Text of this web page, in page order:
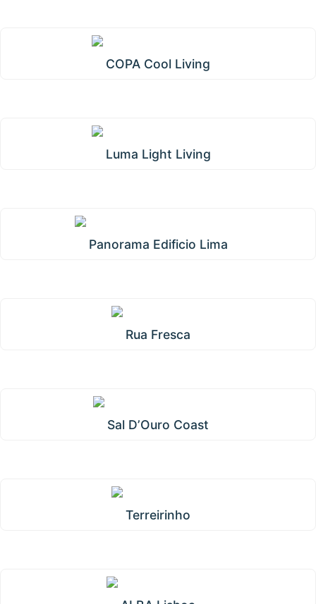
COPA Cool Living
Luma Light Living
Panorama Edificio Lima
Rua Fresca
Sal D’Ouro Coast
Terreirinho